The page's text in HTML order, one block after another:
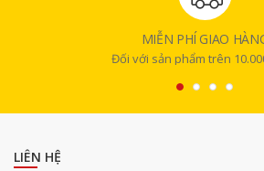
MIỄN PHÍ GIAO
Đối với sản phẩm trên
LIÊN HỆ